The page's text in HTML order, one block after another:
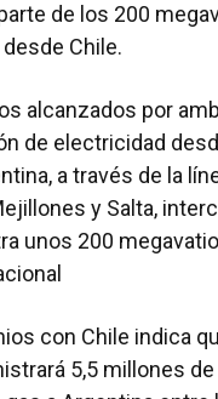
de los 200
Chile.
alcanzados por
de electricidad
a través de la
y Salta,
unos 200
con Chile indica
5,5 millones